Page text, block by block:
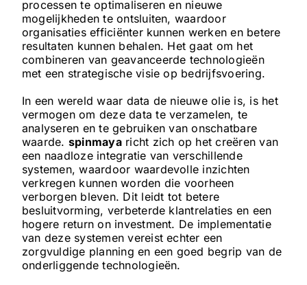
processen te optimaliseren en nieuwe
mogelijkheden te ontsluiten, waardoor
organisaties efficiënter kunnen werken en betere
resultaten kunnen behalen. Het gaat om het
combineren van geavanceerde technologieën
met een strategische visie op bedrijfsvoering.
In een wereld waar data de nieuwe olie is, is het
vermogen om deze data te verzamelen, te
analyseren en te gebruiken van onschatbare
waarde. spinmayaricht zich op het creëren van
een naadloze integratie van verschillende
systemen, waardoor waardevolle inzichten
verkregen kunnen worden die voorheen
verborgen bleven. Dit leidt tot betere
besluitvorming, verbeterde klantrelaties en een
hogere return on investment. De implementatie
van deze systemen vereist echter een
zorgvuldige planning en een goed begrip van de
onderliggende technologieën.